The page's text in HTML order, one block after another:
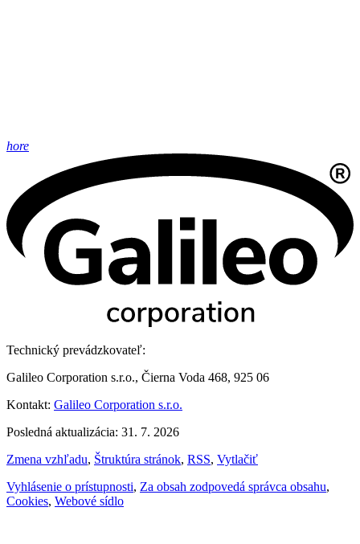
hore
Technický prevádzkovateľ:
Galileo Corporation s.r.o., Čierna Voda 468, 925 06
Kontakt: Galileo Corporation s.r.o.
Posledná aktualizácia: 31. 7. 2026
Zmena vzhľadu, Štruktúra stránok, RSS, Vytlačiť
Vyhlásenie o prístupnosti, Za obsah zodpovedá správca obsahu,
Cookies, Webové sídlo